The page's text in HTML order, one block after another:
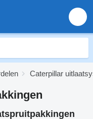
Caterpillar